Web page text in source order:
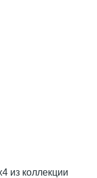
из коллекции